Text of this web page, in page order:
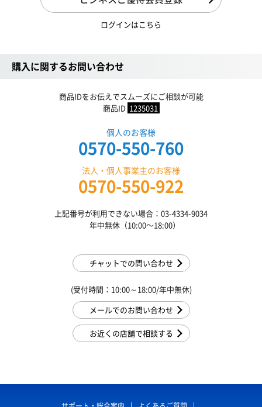
ログインはこちら
購入に関するお問い合わせ
商品IDをお伝えでスムーズにご相談が可能
商品ID 1235031
個人のお客様
0570-550-760
法人・個人事業主のお客様
0570-550-922
上記番号が利用できない場合：03-4334-9034
年中無休（10:00〜18:00）
チャットでの問い合わせ
(受付時間：10:00～18:00/年中無休)
メールでのお問い合わせ
お近くの店舗で相談する